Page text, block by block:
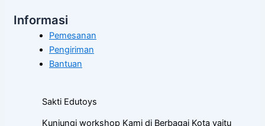
Informasi
Pemesanan
Pengiriman
Bantuan
Sakti Edutoys
Kunjungi workshop Kami di Berbagai Kota yaitu